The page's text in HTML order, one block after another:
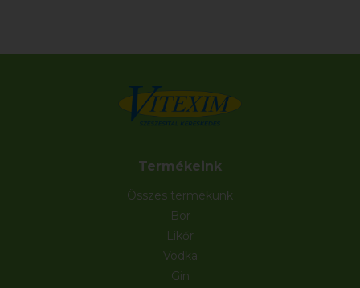
Termékeink
Összes termékünk
Bor
Likőr
Vodka
Gin